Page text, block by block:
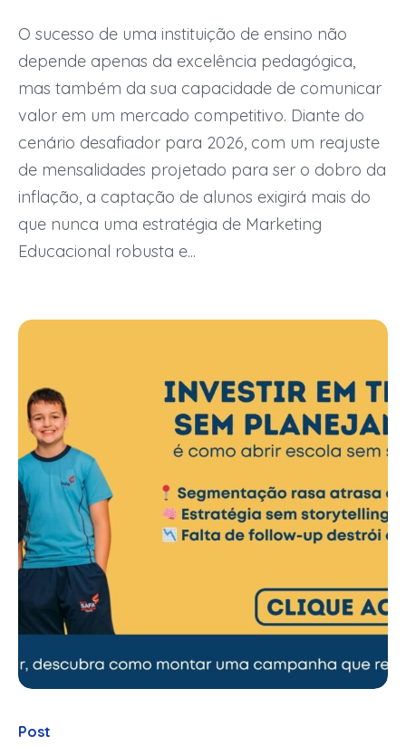
O sucesso de uma instituição de ensino não
depende apenas da excelência pedagógica,
mas também da sua capacidade de comunicar
valor em um mercado competitivo. Diante do
cenário desafiador para 2026, com um reajuste
de mensalidades projetado para ser o dobro da
inflação, a captação de alunos exigirá mais do
que nunca uma estratégia de Marketing
Educacional robusta e...
Post